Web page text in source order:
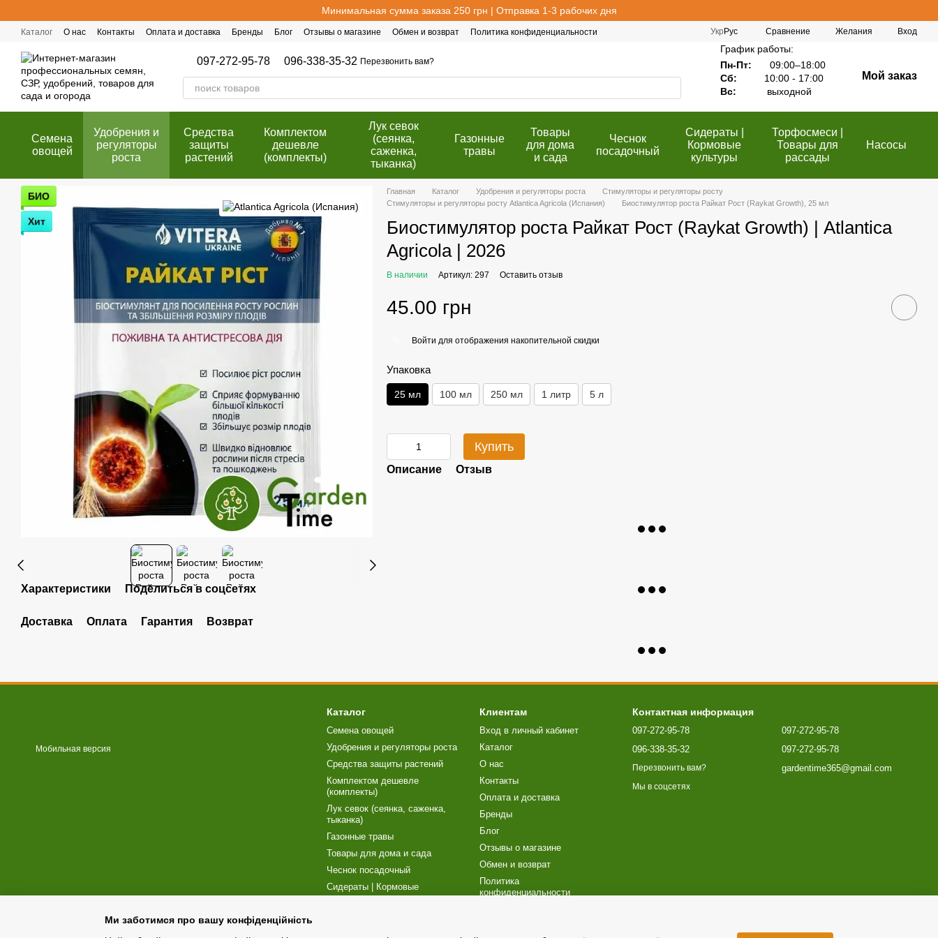
Минимальная сумма заказа 250 грн | Отправка 1-3 рабочих дня
Каталог О нас Контакты Оплата и доставка Бренды Блог Отзывы о магазине Обмен и возврат
Политика конфиденциальности
Укр Рус Сравнение Желания Вход
097-272-95-78 096-338-35-32 Перезвонить вам?
График работы:
Пн-Пт:
09:00–18:00
Сб:
10:00 - 17:00
Вс:
выходной
Мой заказ
Семена
овощей
Удобрения и
регуляторы
роста
Cредства
защиты
растений
Комплектом
дешевле
(комплекты)
Лук севок
(сеянка,
саженка,
тыканка)
Газонные
травы
Товары
для дома
и сада
Чеснок
посадочный
Сидераты |
Кормовые
культуры
Торфосмеси |
Товары для
рассады
Насосы
БИО
Хит
Характеристики Поделиться в соцсетях
Доставка Оплата Гарантия Возврат
Главная Каталог Удобрения и регуляторы роста
Стимуляторы и регуляторы росту
Стимуляторы и регуляторы росту Atlantica Agricola (Испания)
Биостимулятор роста Райкат Рост (Raykat Growth), 25 мл
Биостимулятор роста Райкат Рост (Raykat Growth) | Atlantica
Agricola | 2026
В наличии Артикул: 297 Оставить отзыв
45.00 грн
Войти для отображения накопительной скидки
Упаковка
25 мл 100 мл 250 мл 1 литр 5 л
Купить
Описание Отзыв
Мобильная версия
Каталог
Семена овощей
Удобрения и регуляторы роста
Cредства защиты растений
Комплектом дешевле
(комплекты)
Лук севок (сеянка, саженка,
тыканка)
Газонные травы
Товары для дома и сада
Чеснок посадочный
Сидераты | Кормовые
культуры
Клиентам
Вход в личный кабинет
Каталог
О нас
Контакты
Оплата и доставка
Бренды
Блог
Отзывы о магазине
Обмен и возврат
Политика
конфиденциальности
Контактная информация
097-272-95-78
096-338-35-32
Перезвонить вам?
097-272-95-78
097-272-95-78
gardentime365@gmail.com
Мы в соцсетях
Ми заботимся про вашу конфіденційність